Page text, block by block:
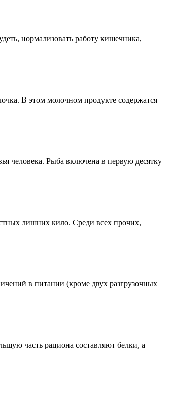
нормализовать работу кишечника,
В этом молочном продукте содержатся
человека. Рыба включена в первую десятку
лишних кило. Среди всех прочих,
в питании (кроме двух разгрузочных
часть рациона составляют белки, а